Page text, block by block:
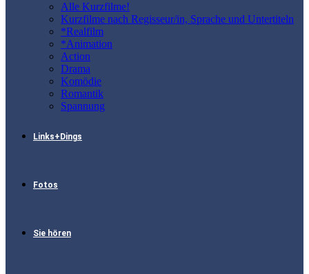
Alle Kurzfilme!
Kurzfilme nach Regisseur/in, Sprache und Untertiteln
*Realfilm
*Animation
Action
Drama
Komödie
Romantik
Spannung
Links+Dings
Fotos
Sie hören